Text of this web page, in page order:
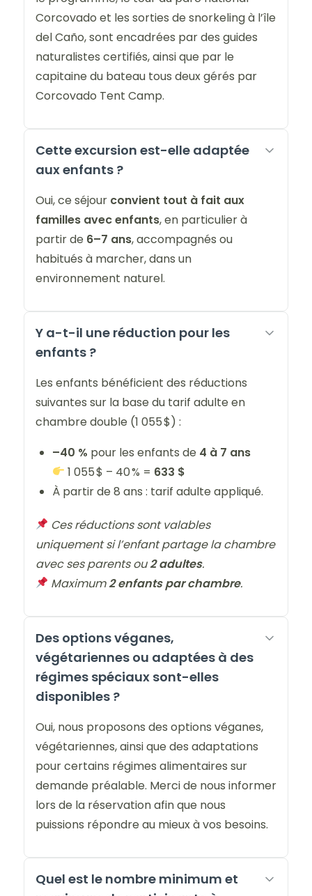
Corcovado et les sorties de snorkeling à l’île
del Caño, sont encadrées par des guides
naturalistes certifiés, ainsi que par le
capitaine du bateau tous deux gérés par
Corcovado Tent Camp.
Cette excursion est-elle adaptée
aux enfants ?
Oui, ce séjour convient tout à fait aux
familles avec enfants, en particulier à
partir de 6–7 ans, accompagnés ou
habitués à marcher, dans un
environnement naturel.
Y a-t-il une réduction pour les
enfants ?
Les enfants bénéficient des réductions
suivantes sur la base du tarif adulte en
chambre double (1 055 $) :
–40 % pour les enfants de 4 à 7 ans
1 055 $ – 40 % = 633 $
À partir de 8 ans : tarif adulte appliqué.
Ces réductions sont valables
uniquement si l’enfant partage la chambre
avec ses parents ou2 adultes.
Maximum2 enfants par chambre.
Des options véganes,
végétariennes ou adaptées à des
régimes spéciaux sont-elles
disponibles ?
Oui, nous proposons des options véganes,
végétariennes, ainsi que des adaptations
pour certains régimes alimentaires sur
demande préalable. Merci de nous informer
lors de la réservation afin que nous
puissions répondre au mieux à vos besoins.
Quel est le nombre minimum et